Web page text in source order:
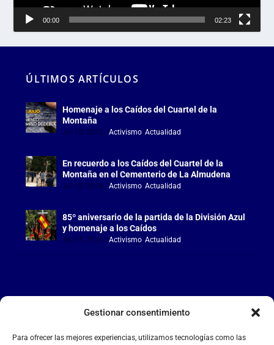
Gestionar consentimiento
Para ofrecer las mejores experiencias, utilizamos tecnologías como las
00:00 02:23
ÚLTIMOS ARTÍCULOS
Homenaje a los Caídos del Cuartel de la
Montaña
Jul 18, 2026 |Activismo,Actualidad
En recuerdo a los Caídos del Cuartel de la
Montaña en el Cementerio de La Almudena
Jul 18, 2026 |Activismo,Actualidad
85º aniversario de la partida de la División Azul
y homenaje a los Caídos
Jul 15, 2026 |Activismo,Actualidad
LA FALANGE